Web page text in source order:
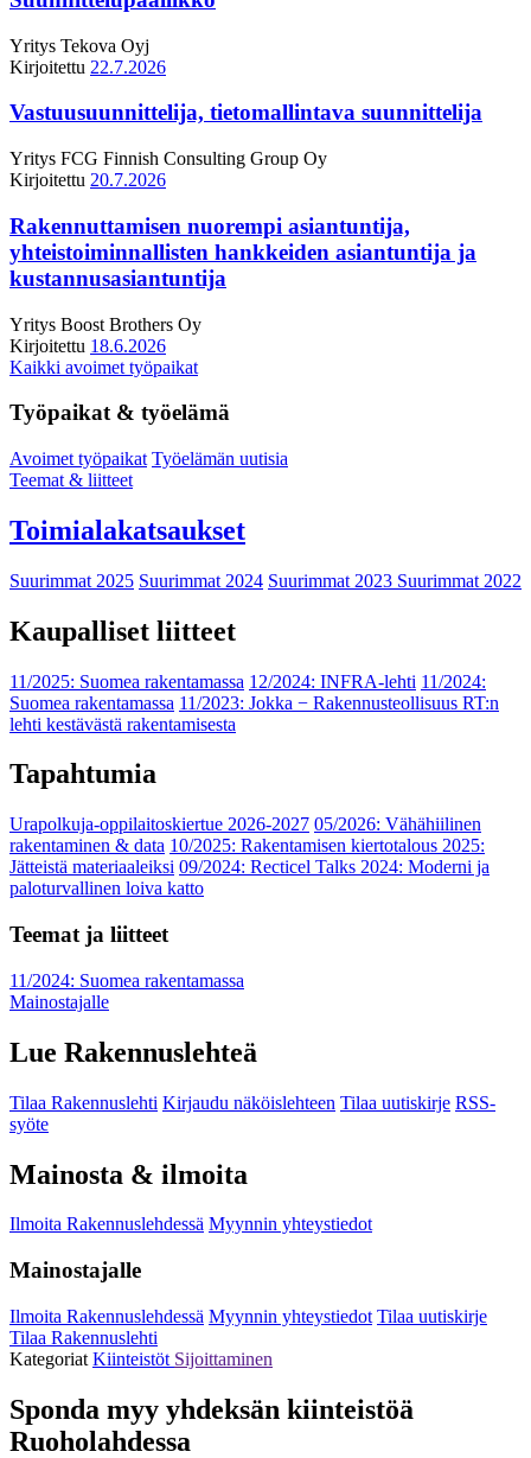
Yritys Tekova Oyj
Kirjoitettu 22.7.2026
Vastuusuunnittelija, tietomallintava suunnittelija
Yritys FCG Finnish Consulting Group Oy
Kirjoitettu 20.7.2026
Rakennuttamisen nuorempi asiantuntija,
yhteistoiminnallisten hankkeiden asiantuntija ja
kustannusasiantuntija
Yritys Boost Brothers Oy
Kirjoitettu 18.6.2026
Kaikki avoimet työpaikat
Työpaikat & työelämä
Avoimet työpaikat Työelämän uutisia
Teemat & liitteet
Toimialakatsaukset
Suurimmat 2025 Suurimmat 2024 Suurimmat 2023 Suurimmat 2022
Kaupalliset liitteet
11/2025: Suomea rakentamassa 12/2024: INFRA-lehti 11/2024:
Suomea rakentamassa 11/2023: Jokka − Rakennusteollisuus RT:n
lehti kestävästä rakentamisesta
Tapahtumia
Urapolkuja-oppilaitoskiertue 2026-2027 05/2026: Vähähiilinen
rakentaminen & data 10/2025: Rakentamisen kiertotalous 2025:
Jätteistä materiaaleiksi 09/2024: Recticel Talks 2024: Moderni ja
paloturvallinen loiva katto
Teemat ja liitteet
11/2024: Suomea rakentamassa
Mainostajalle
Lue Rakennuslehteä
Tilaa Rakennuslehti Kirjaudu näköislehteen Tilaa uutiskirje RSS-
syöte
Mainosta & ilmoita
Ilmoita Rakennuslehdessä Myynnin yhteystiedot
Mainostajalle
Ilmoita Rakennuslehdessä Myynnin yhteystiedot Tilaa uutiskirje
Tilaa Rakennuslehti
Kategoriat Kiinteistöt Sijoittaminen
Sponda myy yhdeksän kiinteistöä
Ruoholahdessa